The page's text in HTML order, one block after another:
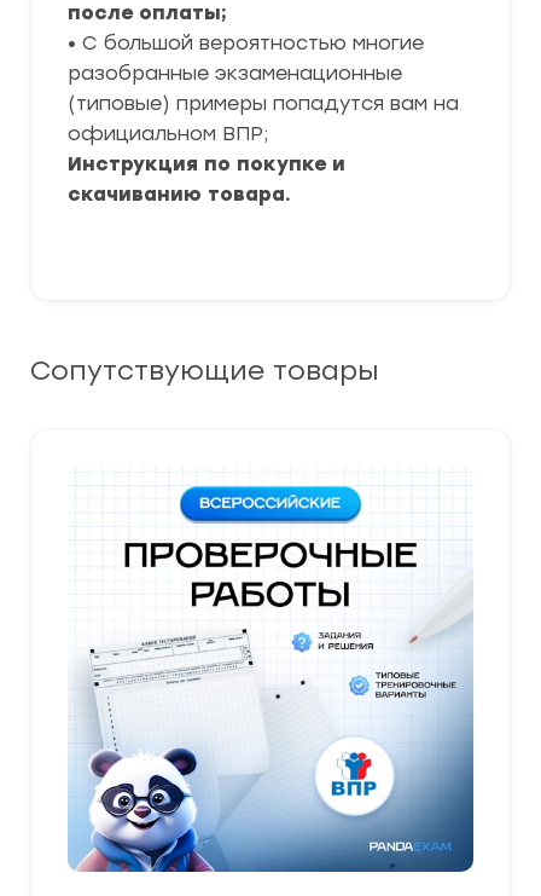
после оплаты;
• С большой вероятностью многие
разобранные экзаменационные
(типовые) примеры попадутся вам на
официальном ВПР;
Инструкция по покупке и
скачиванию товара.
Сопутствующие товары